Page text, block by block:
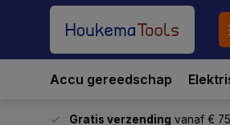
Accu gereedschap
Gratis verzending vanaf €